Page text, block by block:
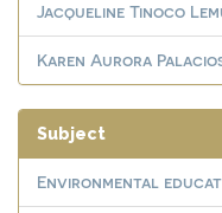
Jacqueline Tinoco
Karen Aurora
Subject
Environmental